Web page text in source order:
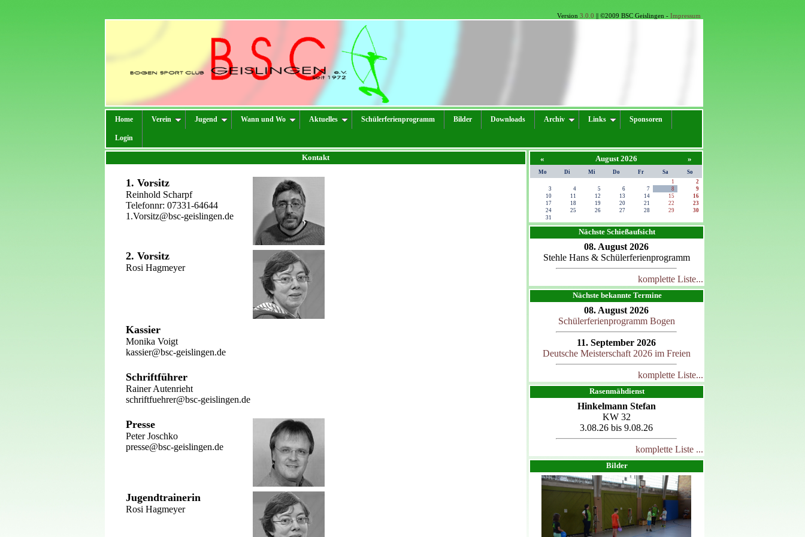
Version 3.0.0 || ©2009 BSC Geislingen - Impressum
Home Verein Jugend Wann und Wo Aktuelles Schülerferienprogramm Bilder Downloads Archiv Links Sponsoren
Login
Kontakt
1. Vorsitz
Reinhold Scharpf
Telefonnr: 07331-64644
1.Vorsitz@bsc-geislingen.de
2. Vorsitz
Rosi Hagmeyer
Kassier
Monika Voigt
kassier@bsc-geislingen.de
Schriftführer
Rainer Autenrieht
schriftfuehrer@bsc-geislingen.de
Presse
Peter Joschko
presse@bsc-geislingen.de
Jugendtrainerin
Rosi Hagmeyer
1
2
3
4 5 6 7 8
9
10
11 12 13 14 15
16
17
18 19 20 21 22
23
24
25 26 27 28 29
30
31
« August 2026 »
Mo Di Mi Do Fr Sa So
Nächste Schießaufsicht
08. August 2026
Stehle Hans & Schülerferienprogramm
komplette Liste...
Nächste bekannte Termine
08. August 2026
Schülerferienprogramm Bogen
11. September 2026
Deutsche Meisterschaft 2026 im Freien
komplette Liste...
Rasenmähdienst
Hinkelmann Stefan
KW 32
3.08.26 bis 9.08.26
komplette Liste ...
Bilder